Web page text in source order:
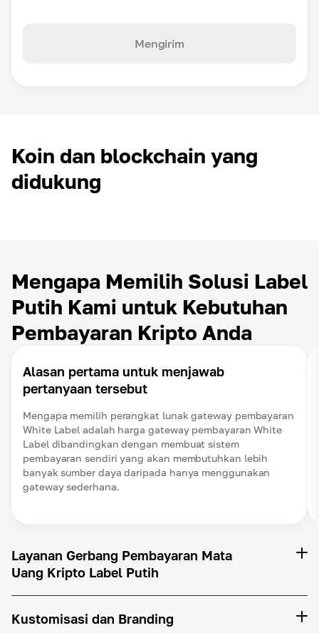
Mengirim
Koin dan blockchain yang
didukung
Mengapa Memilih Solusi Label
Putih Kami untuk Kebutuhan
Pembayaran Kripto Anda
Alasan pertama untuk menjawab
pertanyaan tersebut
Mengapa memilih perangkat lunak gateway pembayaran
White Label adalah harga gateway pembayaran White
Label dibandingkan dengan membuat sistem
pembayaran sendiri yang akan membutuhkan lebih
banyak sumber daya daripada hanya menggunakan
gateway sederhana.
Layanan Gerbang Pembayaran Mata
Uang Kripto Label Putih
Kustomisasi dan Branding